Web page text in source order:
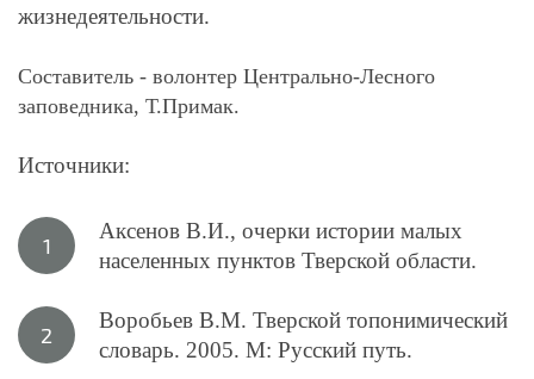
жизнедеятельности.
Составитель - волонтер Центрально-Лесного
заповедника, Т.Примак.
Источники:
Аксенов В.И., очерки истории малых
населенных пунктов Тверской области.
Воробьев В.М. Тверской топонимический
словарь. 2005. М: Русский путь.